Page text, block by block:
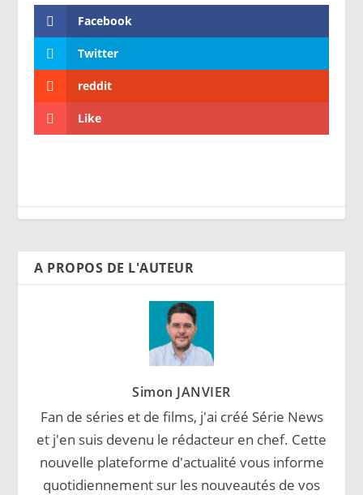
Facebook
Twitter
reddit
Like
A PROPOS DE L'AUTEUR
Simon JANVIER
Fan de séries et de films, j'ai créé Série News
et j'en suis devenu le rédacteur en chef. Cette
nouvelle plateforme d'actualité vous informe
quotidiennement sur les nouveautés de vos